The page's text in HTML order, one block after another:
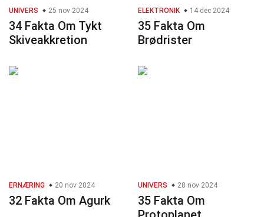
UNIVERS 25 nov 2024
34 Fakta Om Tykt
Skiveakkretion
ELEKTRONIK 14 dec 2024
35 Fakta Om
Brødrister
ERNÆRING 20 nov 2024
32 Fakta Om Agurk
UNIVERS 28 nov 2024
35 Fakta Om